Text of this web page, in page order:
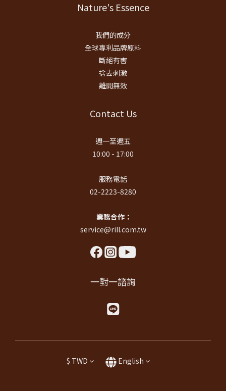
Nature's Essence
我們的成分
全球專利品牌原料
斷絕有害
捨去刺激
離開無效
Contact Us
週一至週五
10:00 - 17:00
服務電話
02-2223-8280
業務合作：
service@rill.com.tw
一對一諮詢
$ TWD English